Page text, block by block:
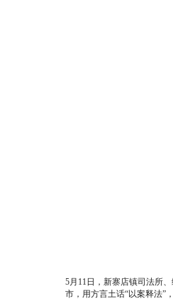
5月11日，新寨店镇司法所
市，用方言土话“以案释法”